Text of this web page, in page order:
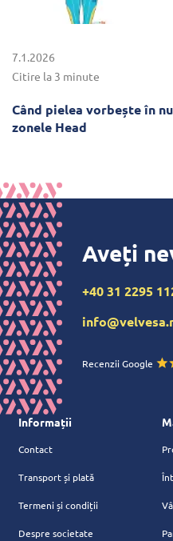
7.1.2026
Citire la 3 minute
Când pielea vorbește în
zonele Head
Aveți
+40 31 2295
Recenzii Google
Informații
Contact
Transport și plată
Termeni și condiții
Despre societate